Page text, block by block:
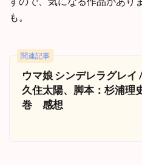
も。
関連記事
ウマ娘 シンデレラグレイ
久住太陽、脚本：杉浦
巻 感想